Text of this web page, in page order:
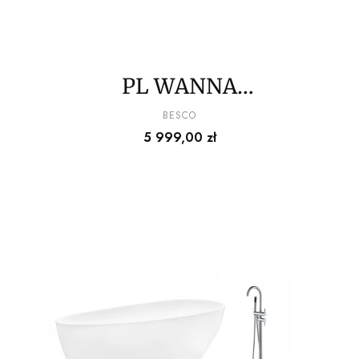
PL WANNA
WOLNOSTOJĄCA160
+CZARNA
PRODUCENT
BESCO
Cena
5 999,00 zł